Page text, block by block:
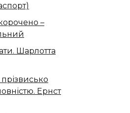
–
Шарлотта
Ернст